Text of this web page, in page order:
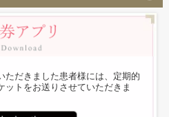
ただきました患者様には、定期的
ットをお送りさせていただきま